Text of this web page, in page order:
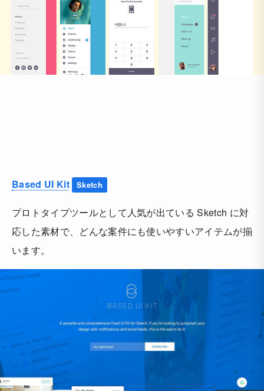
Based UI Kit Sketch
プロトタイプツールとして人気が出ている Sketch に対
応した素材で、どんな案件にも使いやすいアイテムが揃
います。